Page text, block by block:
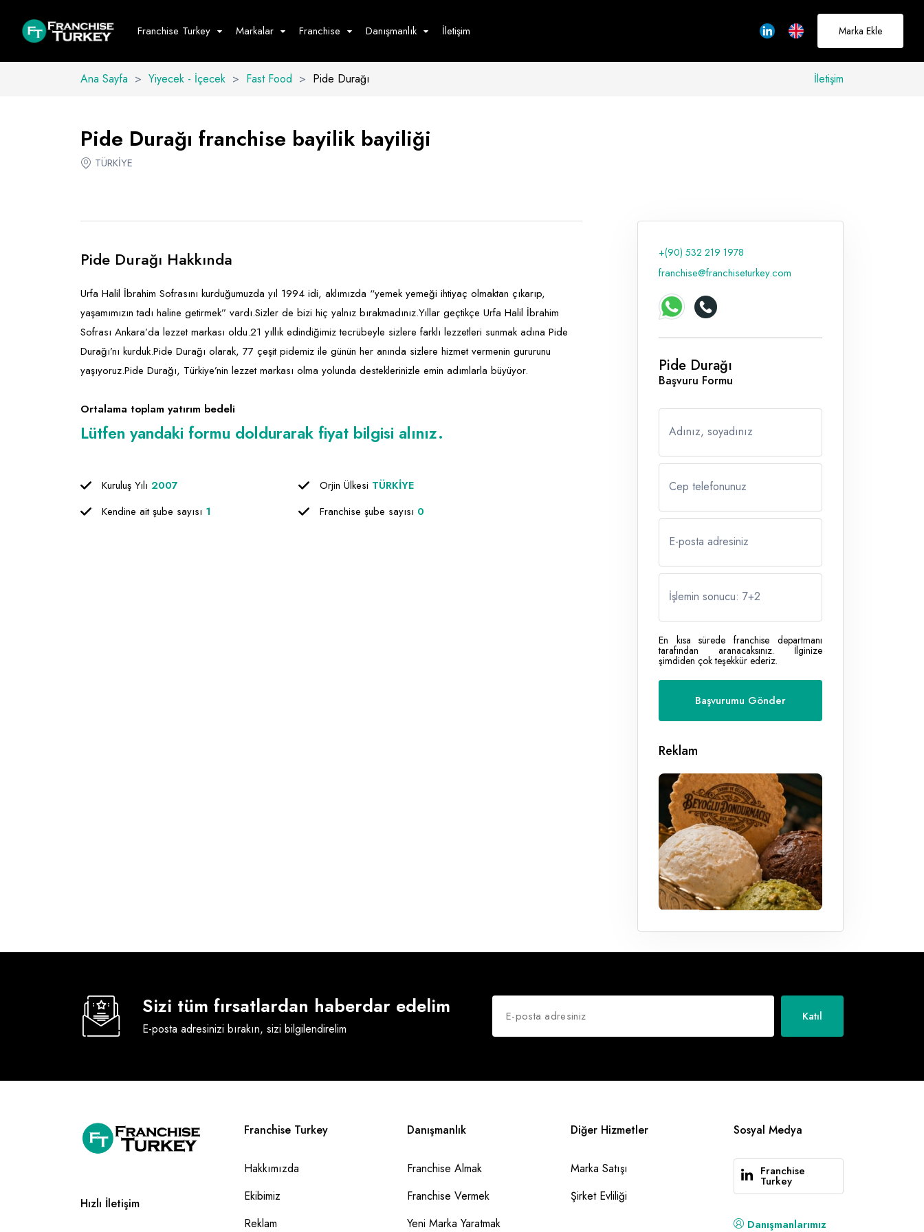
Franchise Turkey Markalar
Hizmet
Hepsini Göster
buradayız
Hakkımızda
Franchise Danışmanlık İletişim Marka Ekle
Ana Sayfa > Yiyecek - İçecek > Fast Food > Pide Durağı İletişim
Pide Durağı franchise bayilik bayiliği
TÜRKİYE
Pide Durağı Hakkında
Urfa Halil İbrahim Sofrasını kurduğumuzda yıl 1994 idi, aklımızda “yemek yemeği ihtiyaç olmaktan çıkarıp,
yaşamımızın tadı haline getirmek” vardı.Sizler de bizi hiç yalnız bırakmadınız.Yıllar geçtikçe Urfa Halil İbrahim
Sofrası Ankara’da lezzet markası oldu.21 yıllık edindiğimiz tecrübeyle sizlere farklı lezzetleri sunmak adına Pide
Durağı’nı kurduk.Pide Durağı olarak, 77 çeşit pidemiz ile günün her anında sizlere hizmet vermenin gururunu
yaşıyoruz.Pide Durağı, Türkiye’nin lezzet markası olma yolunda desteklerinizle emin adımlarla büyüyor.
Ortalama toplam yatırım bedeli
Lütfen yandaki formu doldurarak fiyat bilgisi alınız.
Kuruluş Yılı 2007 Orjin Ülkesi TÜRKİYE
Kendine ait şube sayısı 1 Franchise şube sayısı 0
+(90) 532 219 1978
franchise@franchiseturkey.com
Pide Durağı
Başvuru Formu
Adınız, soyadınız
Cep telefonunuz
E-posta adresiniz
İşlemin sonucu: 7+2
En kısa sürede franchise departmanı
tarafından aranacaksınız. İlginize
şimdiden çok teşekkür ederiz.
Reklam
Sizi tüm fırsatlardan haberdar edelim
E-posta adresinizi bırakın, sizi bilgilendirelim
Katıl
Hızlı İletişim
Franchise Turkey
Hakkımızda
Ekibimiz
Reklam
Danışmanlık
Franchise Almak
Franchise Vermek
Yeni Marka Yaratmak
Diğer Hizmetler
Marka Satışı
Şirket Evliliği
Sosyal Medya
Franchise
Turkey
Danışmanlarımız